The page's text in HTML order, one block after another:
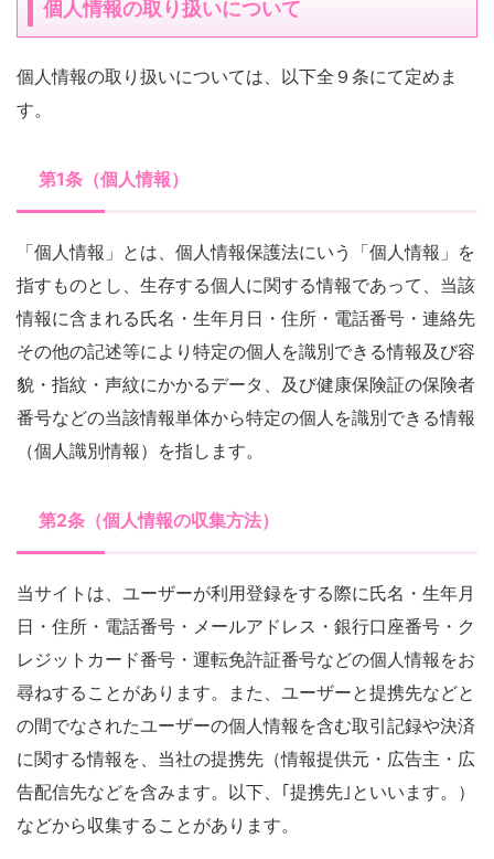
個人情報の取り扱いについて
個人情報の取り扱いについては、以下全９条にて定めま
す。
第1条（個人情報）
「個人情報」とは、個人情報保護法にいう「個人情報」を
指すものとし、生存する個人に関する情報であって、当該
情報に含まれる氏名・生年月日・住所・電話番号・連絡先
その他の記述等により特定の個人を識別できる情報及び容
貌・指紋・声紋にかかるデータ、及び健康保険証の保険者
番号などの当該情報単体から特定の個人を識別できる情報
（個人識別情報）を指します。
第2条（個人情報の収集方法）
当サイトは、ユーザーが利用登録をする際に氏名・生年月
日・住所・電話番号・メールアドレス・銀行口座番号・ク
レジットカード番号・運転免許証番号などの個人情報をお
尋ねすることがあります。また、ユーザーと提携先などと
の間でなされたユーザーの個人情報を含む取引記録や決済
に関する情報を、当社の提携先（情報提供元・広告主・広
告配信先などを含みます。以下、｢提携先｣といいます。）
などから収集することがあります。